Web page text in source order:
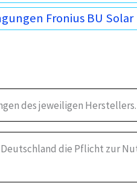
Fronius BU Solar
des jeweiligen
die Pflicht zur